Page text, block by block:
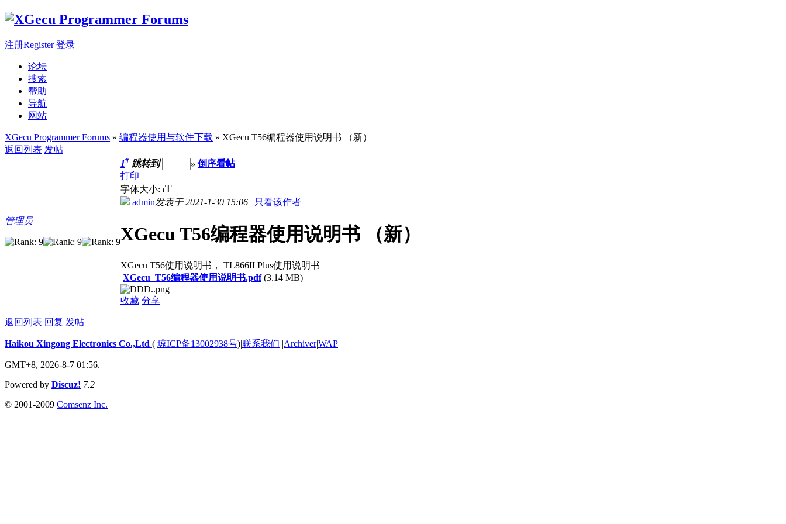
注册Register 登录
论坛
搜索
帮助
导航
网站
XGecu Programmer Forums » 编程器使用与软件下载 » XGecu T56编程器使用说明书 （新）
返回列表 发帖
管理员
1# 跳转到 » 倒序看帖
打印
字体大小: tT
admin发表于 2021-1-30 15:06 | 只看该作者
XGecu T56编程器使用说明书 （新）
XGecu T56使用说明书， TL866II Plus使用说明书
XGecu_T56编程器使用说明书.pdf(3.14 MB)
收藏 分享
返回列表 回复 发帖
Haikou Xingong Electronics Co.,Ltd ( 琼ICP备13002938号)|联系我们 |Archiver|WAP
GMT+8, 2026-8-7 01:56.
Powered by Discuz! 7.2
© 2001-2009 Comsenz Inc.